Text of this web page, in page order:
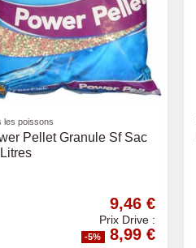
disponible avec d'autres options
d'inde
crispy cobaye
2,09 €
Prix Drive :
-5% 1,99 €